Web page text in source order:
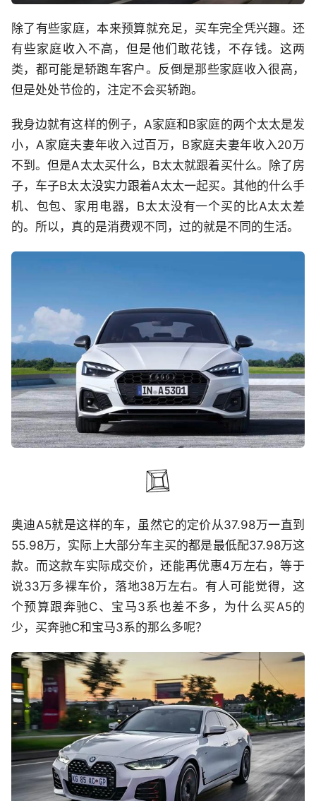
除了有些家庭，本来预算就充足，买车完全凭兴趣。还
有些家庭收入不高，但是他们敢花钱，不存钱。这两
类，都可能是轿跑车客户。反倒是那些家庭收入很高，
但是处处节俭的，注定不会买轿跑。
我身边就有这样的例子，A家庭和B家庭的两个太太是发
小，A家庭夫妻年收入过百万，B家庭夫妻年收入20万
不到。但是A太太买什么，B太太就跟着买什么。除了房
子，车子B太太没实力跟着A太太一起买。其他的什么手
机、包包、家用电器，B太太没有一个买的比A太太差
的。所以，真的是消费观不同，过的就是不同的生活。
奥迪A5就是这样的车，虽然它的定价从37.98万一直到
55.98万，实际上大部分车主买的都是最低配37.98万这
款。而这款车实际成交价，还能再优惠4万左右，等于
说33万多裸车价，落地38万左右。有人可能觉得，这
个预算跟奔驰C、宝马3系也差不多，为什么买A5的
少，买奔驰C和宝马3系的那么多呢？